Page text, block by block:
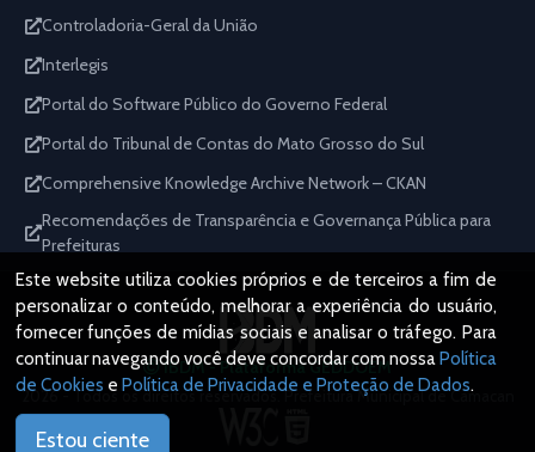
Controladoria-Geral da União
Interlegis
Portal do Software Público do Governo Federal
Portal do Tribunal de Contas do Mato Grosso do Sul
Comprehensive Knowledge Archive Network – CKAN
Recomendações de Transparência e Governança Pública para
Prefeituras
IBDM - Plataforma GEDDOEM
2026 - Todos os direitos reservados. Prefeitura Municipal de Camacan
Este website utiliza cookies próprios e de terceiros a fim de
personalizar o conteúdo, melhorar a experiência do usuário,
fornecer funções de mídias sociais e analisar o tráfego. Para
continuar navegando você deve concordar com nossaPolítica
de Cookies e Política de Privacidade e Proteção de Dados.
Estou ciente